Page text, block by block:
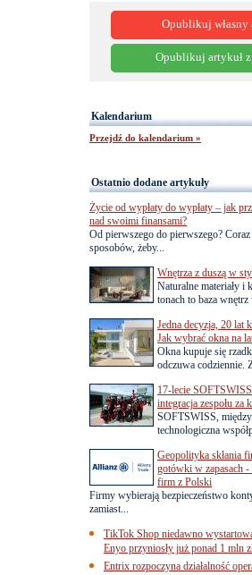
Opublikuj własny
Opublikuj artykuł
Kalendarium
Przejdź do kalendarium »
Ostatnio dodane artykuły
Życie od wypłaty do wypłaty – jak
nad swoimi finansami?
Od pierwszego do pierwszego?
sposobów, żeby...
Wnętrza z duszą w
Naturalne materiały i
tonach to baza wnętrz
Jedna decyzja, 20 lat
Jak wybrać okna na
Okna kupuje się
odczuwa codziennie.
17-lecie
integracja zespołu
SOFTSWISS,
technologiczna
Geopolityka skłania
gotówki w zapasach -
firm z Polski
Firmy wybierają bezpieczeństwo
zamiast...
TikTok Shop niedawno
Enyo przyniosły już ponad 1 mln
Entrix rozpoczyna działalność